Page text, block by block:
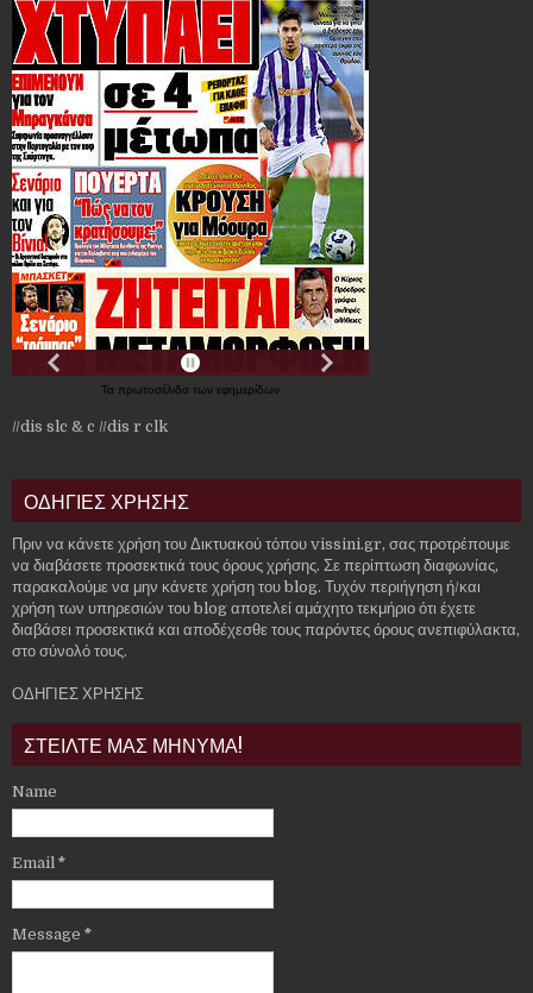
Τα πρωτοσέλιδα των εφημερίδων
//dis slc & c //dis r clk
ΟΔΗΓΙΕΣ ΧΡΗΣΗΣ
Πριν να κάνετε χρήση του Δικτυακού τόπου vissini.gr, σας προτρέπουμε
να διαβάσετε προσεκτικά τους όρους χρήσης. Σε περίπτωση διαφωνίας,
παρακαλούμε να μην κάνετε χρήση του blog. Τυχόν περιήγηση ή/και
χρήση των υπηρεσιών του blog αποτελεί αμάχητο τεκμήριο ότι έχετε
διαβάσει προσεκτικά και αποδέχεσθε τους παρόντες όρους ανεπιφύλακτα,
στο σύνολό τους.
ΟΔΗΓΙΕΣ ΧΡΗΣΗΣ
ΣΤΕΙΛΤΕ ΜΑΣ ΜΗΝΥΜΑ!
Name
Email *
Message *